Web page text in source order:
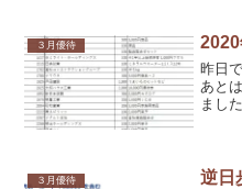
みま
３月優待
昨日
あと
まし
＾；
３月優待
逆日